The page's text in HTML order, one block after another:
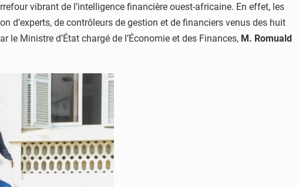
vibrant de l’intelligence financière ouest-africaine. En effet, les
d’experts, de contrôleurs de gestion et de financiers venus des huit
le Ministre d’État chargé de l’Économie et des Finances, M. Romuald